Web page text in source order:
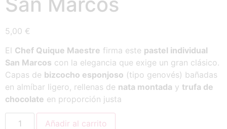
5,00 €
El Chef Quique Maestre firma este pastel individual
San Marcos con la elegancia que exige un gran clásico.
Capas de bizcocho esponjoso (tipo genovés) bañadas
en almíbar ligero, rellenas de nata montada y trufa de
chocolate en proporción justa
Añadir al carrito